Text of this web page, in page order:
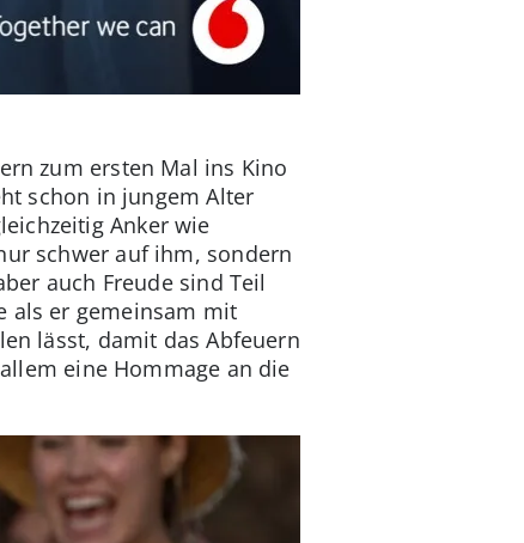
zum ersten Mal ins Kino
schon in jungem Alter
Anker wie
schwer auf ihm, sondern
auch Freude sind Teil
als er gemeinsam mit
lässt, damit das Abfeuern
eine Hommage an die